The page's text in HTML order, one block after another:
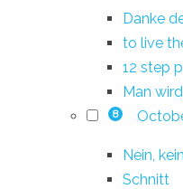
Danke
to live
12 step
Man
8
Nein,
Schnitt